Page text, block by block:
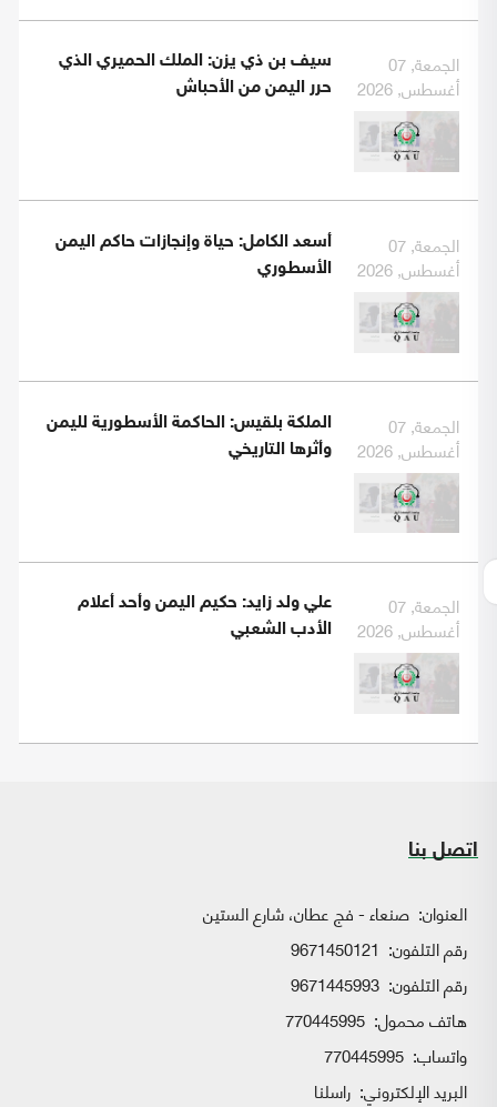
الجمعة, 07
أغسطس, 2026
سيف بن ذي يزن: الملك الحميري الذي
حرر اليمن من الأحباش
الجمعة, 07
أغسطس, 2026
أسعد الكامل: حياة وإنجازات حاكم اليمن
الأسطوري
الجمعة, 07
أغسطس, 2026
الملكة بلقيس: الحاكمة الأسطورية لليمن
وأثرها التاريخي
الجمعة, 07
أغسطس, 2026
علي ولد زايد: حكيم اليمن وأحد أعلام
الأدب الشعبي
اتصل بنا
العنوان: صنعاء - فج عطان، شارع الستين
رقم التلفون: 9671450121
رقم التلفون: 9671445993
هاتف محمول: 770445995
واتساب:
البريد الإلكتروني: راسلنا